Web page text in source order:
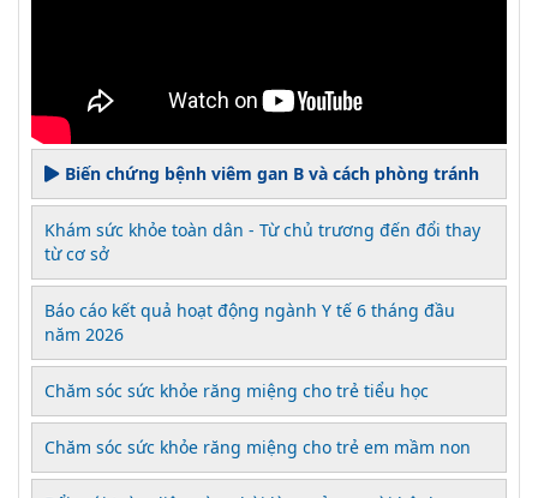
Biến chứng bệnh viêm gan B và cách phòng tránh
Khám sức khỏe toàn dân - Từ chủ trương đến đổi thay
từ cơ sở
Báo cáo kết quả hoạt động ngành Y tế 6 tháng đầu
năm 2026
Chăm sóc sức khỏe răng miệng cho trẻ tiểu học
Chăm sóc sức khỏe răng miệng cho trẻ em mầm non